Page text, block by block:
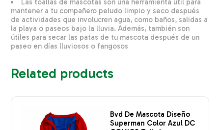
Las toallas de mascotas son una herramienta útil para
mantener a tu compañero peludo limpio y seco después
de actividades que involucren agua, como baños, salidas a
la playa o paseos bajo la lluvia. Además, también son
útiles para secar las patas de tu mascota después de un
paseo en días lluviosos o fangosos
Related products
Bvd De Mascota Diseño
Superman Color Azul DC